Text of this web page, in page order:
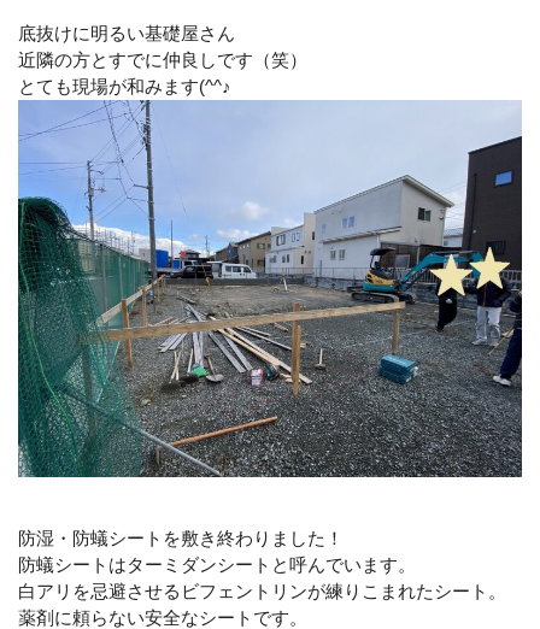
底抜けに明るい基礎屋さん
近隣の方とすでに仲良しです（笑）
とても現場が和みます(^^♪
防湿・防蟻シートを敷き終わりました！
防蟻シートはターミダンシートと呼んでいます。
白アリを忌避させるビフェントリンが練りこまれたシート。
薬剤に頼らない安全なシートです。